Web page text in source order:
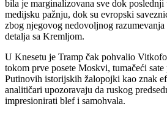
bila je marginalizovana sve dok
medijsku pažnju, dok su evropski
zbog njegovog nedovoljnog
detalja sa Kremljom.
U Knesetu je Tramp čak pohvalio
tokom prve posete Moskvi, tumačeći sate
Putinovih istorijskih žalopojki kao znak
analitičari upozoravaju da ruskog
impresionirati blef i samohvala.